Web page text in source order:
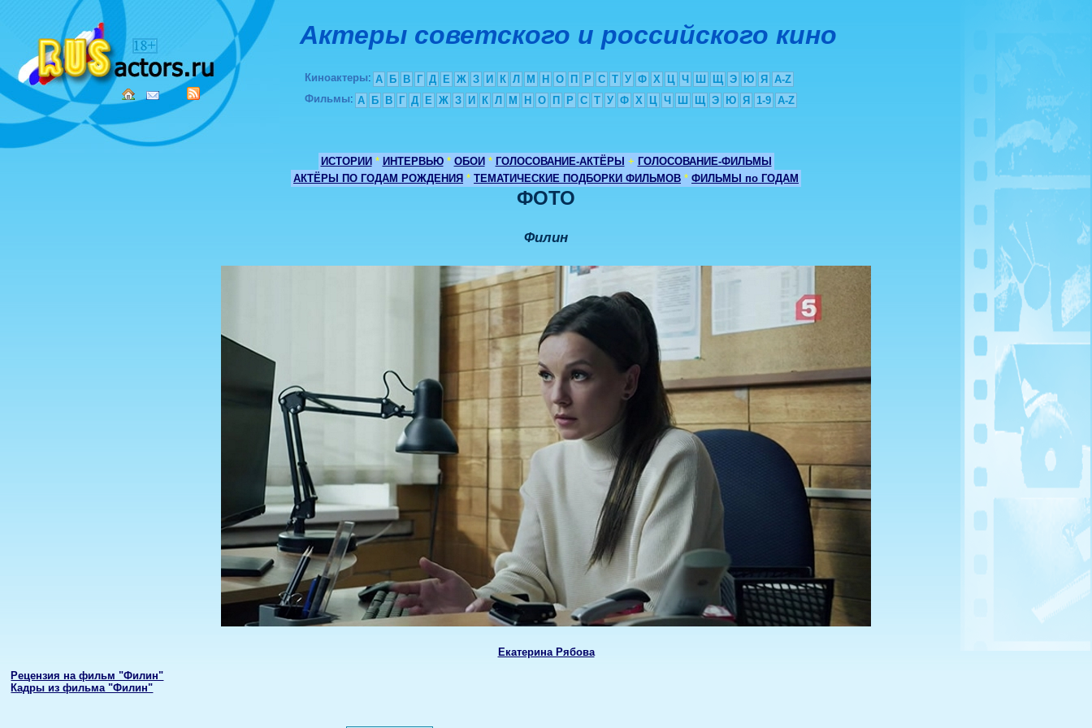
Актеры советского и российского кино
Киноактеры: А Б В Г Д Е Ж З И К Л М Н О П Р С Т У Ф Х Ц Ч Ш Щ Э Ю Я
A-Z
Фильмы: А Б В Г Д Е Ж З И К Л М Н О П Р С Т У Ф Х Ц Ч Ш Щ Э Ю Я 1-9 A-Z
ИСТОРИИ * ИНТЕРВЬЮ * ОБОИ * ГОЛОСОВАНИЕ-АКТЁРЫ + ГОЛОСОВАНИЕ-ФИЛЬМЫ
АКТЁРЫ ПО ГОДАМ РОЖДЕНИЯ * ТЕМАТИЧЕСКИЕ ПОДБОРКИ ФИЛЬМОВ * ФИЛЬМЫ по ГОДАМ
ФОТО
Филин
Екатерина Рябова
Рецензия на фильм "Филин"
Кадры из фильма "Филин"